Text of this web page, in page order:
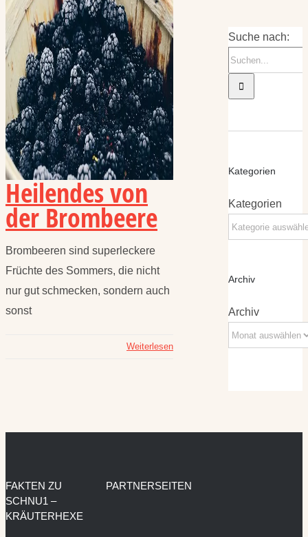
Heilendes von
der Brombeere
Brombeeren sind superleckere
Früchte des Sommers, die nicht
nur gut schmecken, sondern auch
sonst
Weiterlesen
Suche nach:
Kategorien
Kategorien
Archiv
Archiv
FAKTEN ZU
SCHNU1 –
KRÄUTERHEXE
PARTNERSEITEN